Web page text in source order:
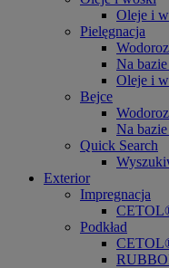
Oleje i
Pielęgnacja
Na
Oleje i
Bejce
Na
Quick Search
Exterior
Impregnacja
Podkład